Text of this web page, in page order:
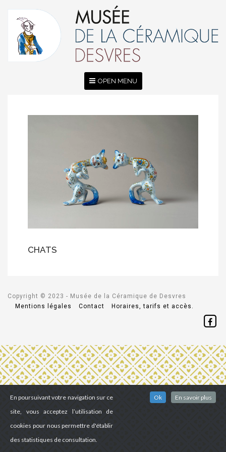
OPEN MENU
CHATS
Copyright © 2023 - Musée de la Céramique de Desvres
Mentions légales
Contact Horaires, tarifs et accès.
En poursuivant votre navigation sur ce
site, vous acceptez l’utilisation de
cookies pour nous permettre d'établir
des statistiques de consultation.
Ok En savoir plus